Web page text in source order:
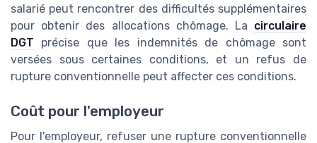
salarié peut rencontrer des difficultés supplémentaires
pour obtenir des allocations chômage. La circulaire
DGT précise que les indemnités de chômage sont
versées sous certaines conditions, et un refus de
rupture conventionnelle peut affecter ces conditions.
Coût pour l'employeur
Pour l'employeur, refuser une rupture conventionnelle